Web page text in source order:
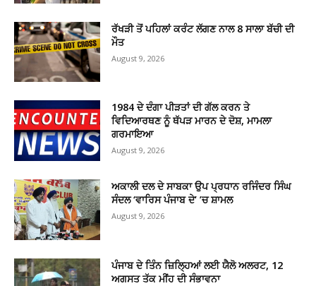
ਰੱਖੜੀ ਤੋਂ ਪਹਿਲਾਂ ਕਰੰਟ ਲੱਗਣ ਨਾਲ 8 ਸਾਲਾ ਬੱਚੀ ਦੀ
ਮੌਤ
August 9, 2026
1984 ਦੇ ਦੰਗਾ ਪੀੜਤਾਂ ਦੀ ਗੱਲ ਕਰਨ ਤੇ
ਵਿਦਿਆਰਥਣ ਨੂੰ ਥੱਪੜ ਮਾਰਨ ਦੇ ਦੋਸ਼, ਮਾਮਲਾ
ਗਰਮਾਇਆ
August 9, 2026
ਅਕਾਲੀ ਦਲ ਦੇ ਸਾਬਕਾ ਉਪ ਪ੍ਰਧਾਨ ਰਜਿੰਦਰ ਸਿੰਘ
ਸੰਦਲ ‘ਵਾਰਿਸ ਪੰਜਾਬ ਦੇ’ ’ਚ ਸ਼ਾਮਲ
August 9, 2026
ਪੰਜਾਬ ਦੇ ਤਿੰਨ ਜ਼ਿਲ੍ਹਿਆਂ ਲਈ ਯੈਲੋ ਅਲਰਟ, 12
ਅਗਸਤ ਤੱਕ ਮੀਂਹ ਦੀ ਸੰਭਾਵਨਾ